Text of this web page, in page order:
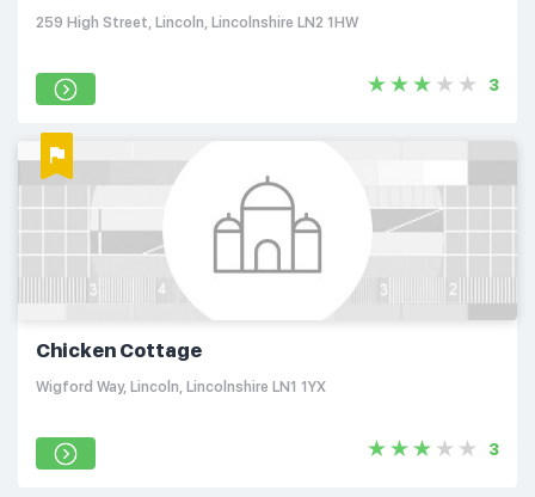
259 High Street, Lincoln, Lincolnshire LN2 1HW
3
Chicken Cottage
Wigford Way, Lincoln, Lincolnshire LN1 1YX
3